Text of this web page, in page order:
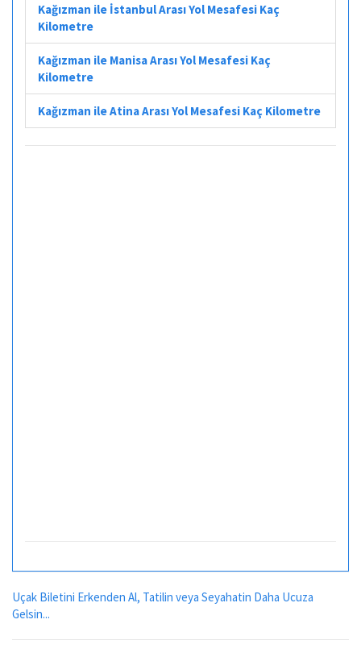
Kağızman ile İstanbul Arası Yol Mesafesi Kaç
Kilometre
Kağızman ile Manisa Arası Yol Mesafesi Kaç
Kilometre
Kağızman ile Atina Arası Yol Mesafesi Kaç Kilometre
Uçak Biletini Erkenden Al, Tatilin veya Seyahatin Daha Ucuza
Gelsin...